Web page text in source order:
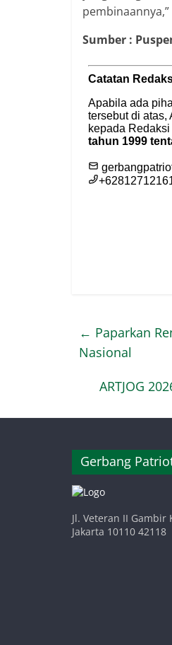
Sumber :
← Paparkan
Nasional
ARTJOG
Gerbang
Jl. Veteran II Gambir
Jakarta 10110 42118